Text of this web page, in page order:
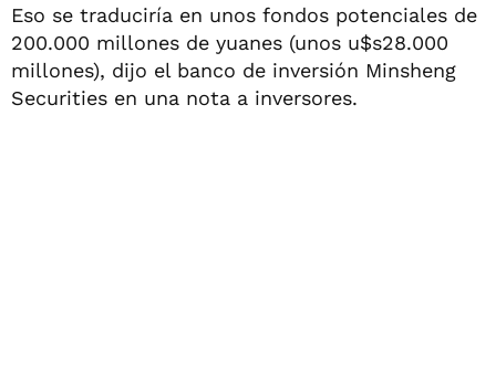
Eso se traduciría en unos fondos potenciales de
200.000 millones de yuanes (unos u$s28.000
millones), dijo el banco de inversión Minsheng
Securities en una nota a inversores.